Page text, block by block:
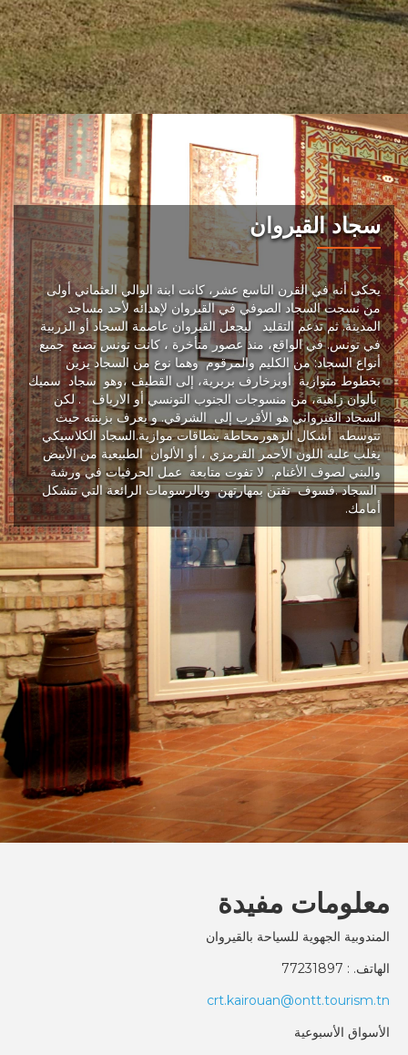
سجاد القيروان
يحكى أنه في القرن التاسع عشر، كانت ابنة الوالي العثماني أولى
من نسجت السجاد الصوفي في القيروان لإهدائه لأحد مساجد
المدينة. ثم تدعم التقليد ليجعل القيروان عاصمة السجاد أو الزربية
في تونس. في الواقع، منذ عصور متأخرة ، كانت تونس تصنع جميع
أنواع السجاد: من الكليم والمرقوم وهما نوع من السجاد يزين
بخطوط متوازية أوبزخارف بربرية، إلى القطيف ،وهو سجاد سميك
بألوان زاهية، من منسوجات الجنوب التونسي أو الارياف . لكن
السجاد القيرواني هو الأقرب إلى الشرقي. و يعرف بزينته حيث
تتوسطه أشكال الزهورمحاطة بنطاقات موازية.السجاد الكلاسيكي
يغلب عليه اللون الأحمر القرمزي ، أو الألوان الطبيعية من الأبيض
والبني لصوف الأغنام. لا تفوت متابعة عمل الحرفيات في ورشة
السجاد .فسوف تفتن بمهارتهن وبالرسومات الرائعة التي تتشكل
أمامك.
معلومات مفيدة
المندوبية الجهوية للسياحة بالقيروان
الهاتف. : 77231897
crt.kairouan@ontt.tourism.tn
الأسواق الأسبوعية